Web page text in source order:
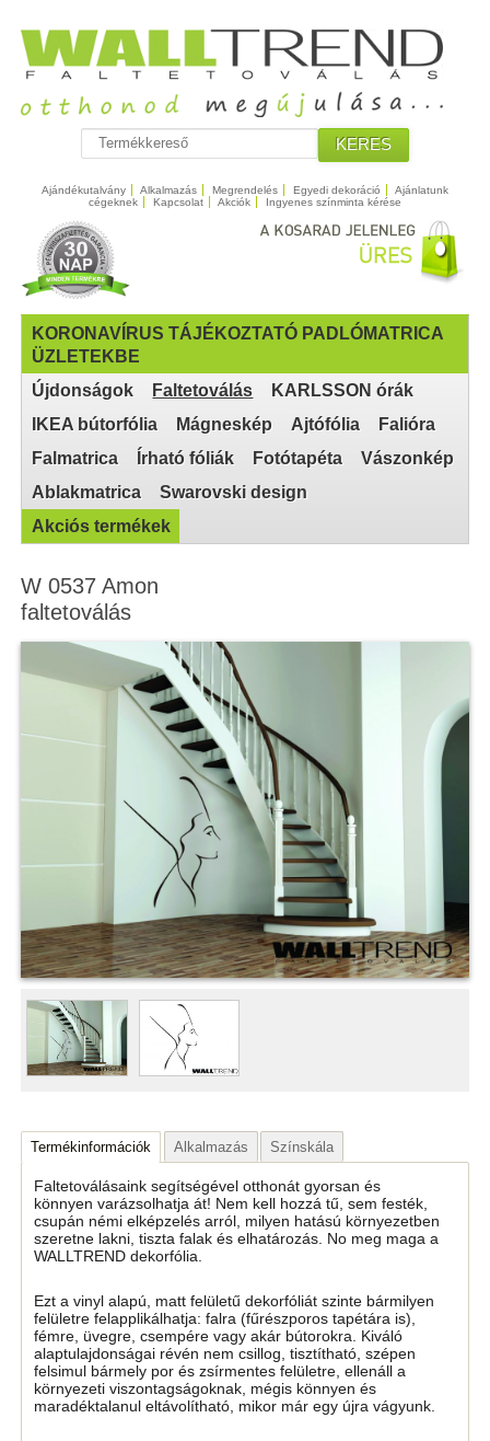
KERES
Ajándékutalvány Alkalmazás Megrendelés Egyedi dekoráció
Ajánlatunk
cégeknek
Kapcsolat Akciók Ingyenes színminta kérése
KORONAVÍRUS TÁJÉKOZTATÓ PADLÓMATRICA
ÜZLETEKBE
Újdonságok
Faltetoválás
KARLSSON órák
IKEA bútorfólia
Mágneskép Ajtófólia
Falióra
Falmatrica
Írható fóliák Fotótapéta
Vászonkép
Ablakmatrica
Swarovski design
Akciós termékek
W 0537 Amon
faltetoválás
Termékinformációk Alkalmazás Színskála
Faltetoválásaink segítségével otthonát gyorsan és
könnyen varázsolhatja át! Nem kell hozzá tű, sem festék,
csupán némi elképzelés arról, milyen hatású környezetben
szeretne lakni, tiszta falak és elhatározás. No meg maga a
WALLTREND dekorfólia.
Ezt a vinyl alapú, matt felületű dekorfóliát szinte bármilyen
felületre felapplikálhatja: falra (fűrészporos tapétára is),
fémre, üvegre, csempére vagy akár bútorokra. Kiváló
alaptulajdonságai révén nem csillog, tisztítható, szépen
felsimul bármely por és zsírmentes felületre, ellenáll a
környezeti viszontagságoknak, mégis könnyen és
maradéktalanul eltávolítható, mikor már egy újra vágyunk.